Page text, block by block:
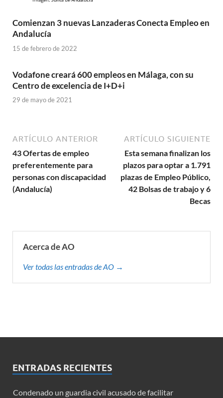
Comienzan 3 nuevas Lanzaderas Conecta Empleo en
Andalucía
15 de febrero de 2022
Vodafone creará 600 empleos en Málaga, con su
Centro de excelencia de I+D+i
29 de mayo de 2021
ARTÍCULO ANTERIOR
43 Ofertas de empleo
preferentemente para
personas con discapacidad
(Andalucía)
ARTÍCULO SIGUIENTE
Esta semana finalizan los
plazos para optar a 1.791
plazas de Empleo Público,
42 Bolsas de trabajo y 6
Becas
Acerca de AO
Ver todas las entradas de AO →
ENTRADAS RECIENTES
Condenado un guardia civil acusado de facilitar